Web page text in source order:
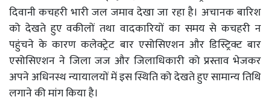
दिवानी कचहरी भारी जल जमाव देखा जा रहा है। अचानक बारिश
को देखते हुए वकीलों तथा वादकारियों का समय से कचहरी न
पहुंचने के कारण कलेक्ट्रेट बार एसोसिएशन और डिस्ट्रिक्ट बार
एसोसिएशन ने जिला जज और जिलाधिकारी को प्रस्ताव भेजकर
अपने अधिनस्थ न्यायालयों में इस स्थिति को देखते हुए सामान्य तिथि
लगाने की मांग किया है।